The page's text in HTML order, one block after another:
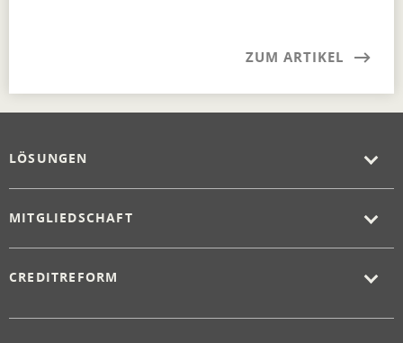
ZUM ARTIKEL
LÖSUNGEN
MITGLIEDSCHAFT
CREDITREFORM